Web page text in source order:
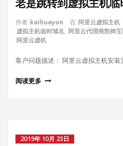
老是跳转到虚拟主机
作者 kaihuayun 在 阿里云虚拟主机
虚拟主机临时域名, 阿里云代理商凯铧
阿里云虚机
客户问题描述： 阿里云虚拟主机安
阅读更多
2019年 10月 23日